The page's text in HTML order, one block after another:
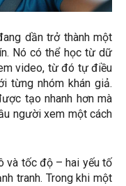
dần trở thành một
Nó có thể học từ dữ
video, từ đó tự điều
từng nhóm khán giả.
tạo nhanh hơn mà
người xem một cách
và tốc độ – hai yếu tố
tranh. Trong khi một